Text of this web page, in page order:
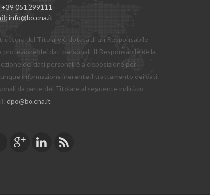
+39 051.299111
info@bo.cna.it
del Titolare è dotata di un Responsabile
protezione dei dati personali. Il Responsabile della
dei dati personali è a disposizione per
informazione inerente il trattamento dei dati
da parte del Titolare al seguente indirizzo
dpo@bo.cna.it